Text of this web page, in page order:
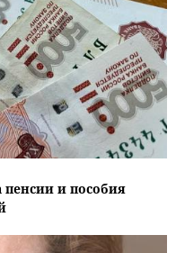
пенсии и пособия